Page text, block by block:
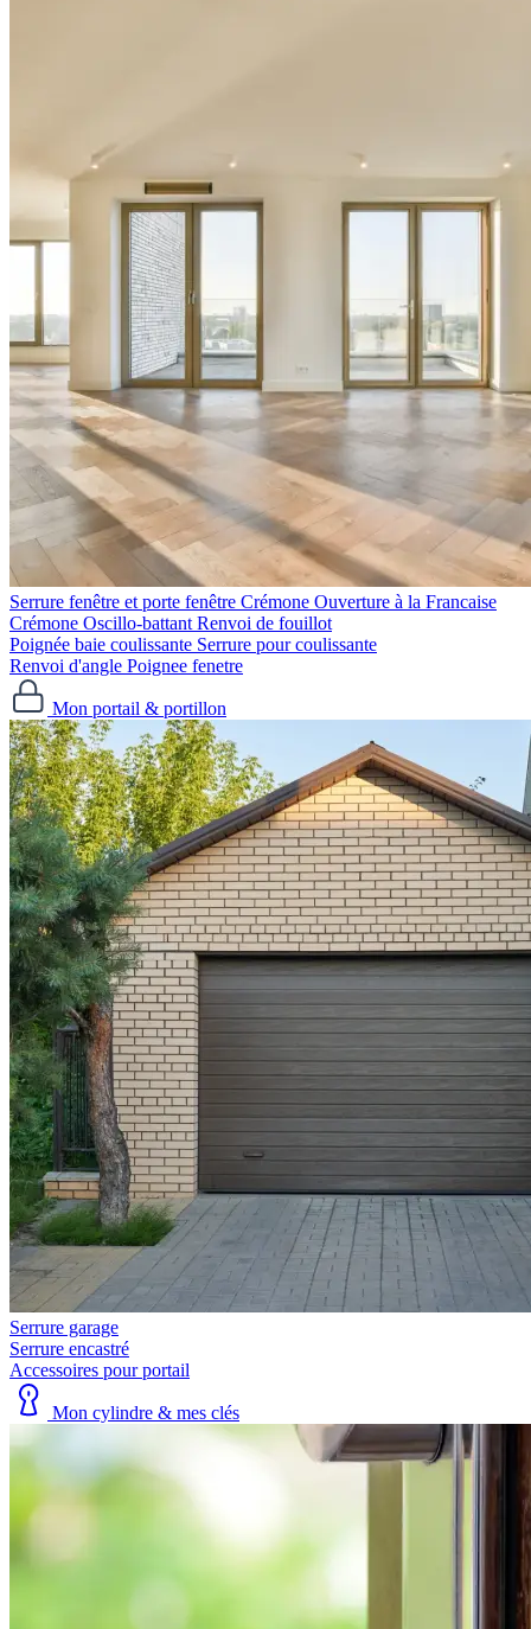
Serrure fenêtre et porte fenêtre Crémone Ouverture à la Francaise
Crémone Oscillo-battant Renvoi de fouillot
Poignée baie coulissante Serrure pour coulissante
Renvoi d'angle Poignee fenetre
Mon portail & portillon
Serrure garage
Serrure encastré
Accessoires pour portail
Mon cylindre & mes clés